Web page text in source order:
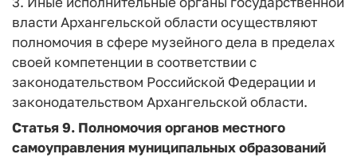
власти Архангельской области осуществляют
полномочия в сфере музейного дела в пределах
своей компетенции в соответствии с
законодательством Российской Федерации и
законодательством Архангельской области.
Статья 9. Полномочия органов местного
самоуправления муниципальных образований